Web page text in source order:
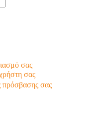
σας
σας
πρόσβασης σας